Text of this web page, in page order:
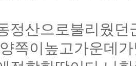
정산으로불리웠
쪽이높고가운데